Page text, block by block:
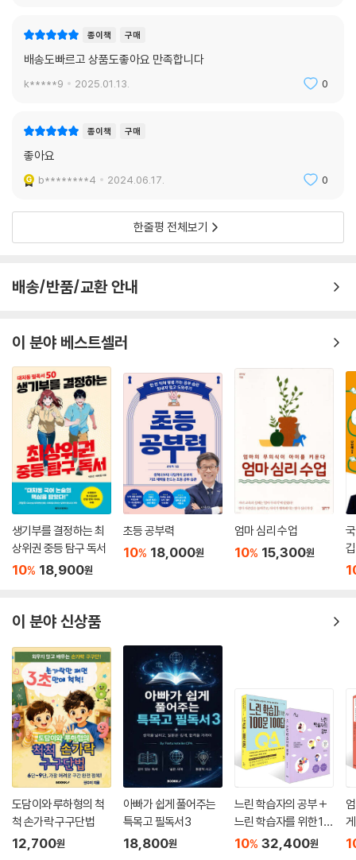
이다.
종이책 구매
배송도빠르고 상품도좋아요 만족합니다
k*****9 2025.01.13. 0
종이책 구매
좋아요
b********4 2024.06.17. 0
한줄평 전체보기
배송/반품/교환 안내
이 분야 베스트셀러
생기부를 결정하는 최
상위권 중등 탐구 독서
10% 18,900원
초등 공부력
10% 18,000원
엄마 심리 수업
10% 15,300원
이 분야 신상품
도담이와 루하형의 척
척 손가락 구구단법
12,700원
아빠가 쉽게 풀어주는
특목고 필독서3
18,800원
느린 학습자의 공부 +
느린 학습자를 위한 10
0문 100답 세트
10% 32,400원